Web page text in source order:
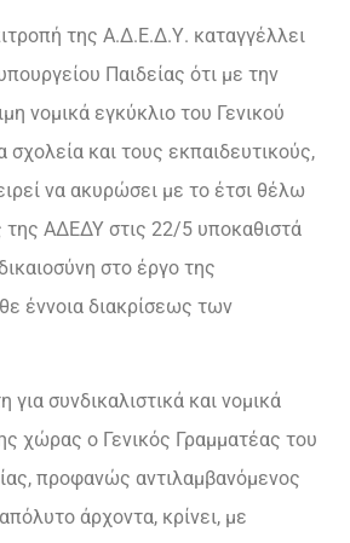
της Α.Δ.Ε.Δ.Υ. καταγγέλλει
Παιδείας ότι με την
νομικά εγκύκλιο του Γενικού
σχολεία και τους εκπαιδευτικούς,
να ακυρώσει με το έτσι θέλω
της ΑΔΕΔΥ στις 22/5 υποκαθιστά
στο έργο της
έννοια διακρίσεως των
συνδικαλιστικά και νομικά
χώρας ο Γενικός Γραμματέας του
προφανώς αντιλαμβανόμενος
άρχοντα, κρίνει, με